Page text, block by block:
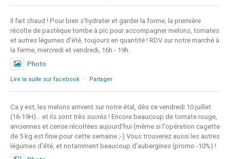
Il fait chaud ! Pour bien s'hydrater et garder la forme, la première
récolte de pastèque tombe à pic pour accompagner melons, tomates
et autres légumes d'été, toujours en quantité ! RDV sur notre marché à
la ferme, mercredi et vendredi, 16h - 19h.
Photo
Lire la suite sur facebook · Partager
Ca y est, les melons arrivent sur notre étal, dès ce vendredi 10 juillet
(16-19H)... et ils sont très sucrés ! Encore beaucoup de tomate rouge,
anciennes et cerise récoltées aujourd'hui (même si l'opération cagette
de 5 kg est finie pour cette semaine ;-) Vous trouverez aussi les autres
légumes d'été, et notamment beaucoup d'aubergines (promo -10%) !